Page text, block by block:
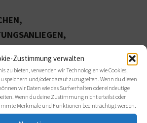
Zustimmung verwalten
zu bieten, verwenden wir Technologien wie Cookies,
speichern und/oder darauf zuzugreifen. Wenn du diesen
wir Daten wie das Surfverhalten oder eindeutige
Wenn du deine Zustimmung nicht erteilst oder
Merkmale und Funktionen beeinträchtigt werden.
Gewerbliche
Dienstleistungsunternehmen
Handel